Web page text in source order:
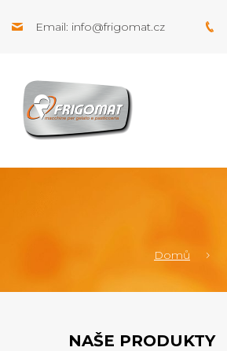
Email: info@frigomat.cz
Domů
NAŠE PRODUKTY